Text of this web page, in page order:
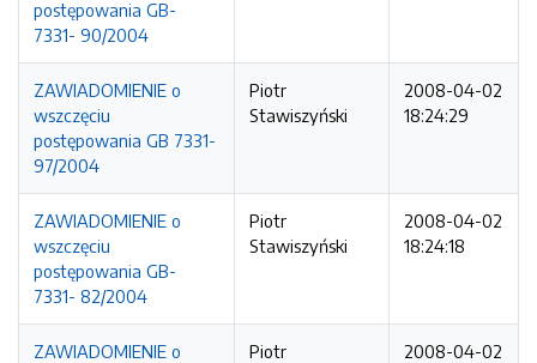
postępowania GB-
7331- 90/2004
ZAWIADOMIENIE o
wszczęciu
postępowania GB 7331-
97/2004
Piotr
Stawiszyński
2008-04-02
18:24:29
ZAWIADOMIENIE o
wszczęciu
postępowania GB-
7331- 82/2004
Piotr
Stawiszyński
2008-04-02
18:24:18
ZAWIADOMIENIE o
Piotr
2008-04-02